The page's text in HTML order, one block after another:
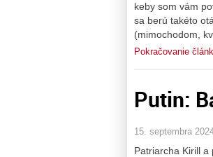
keby som vám
sa berú takéto
(mimochodom,
Pokračovanie
Putin:
15. septembra
Patriarcha Kirill